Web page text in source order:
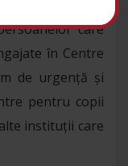
care
în Centre
de urgență și
pentru copii
instituții care